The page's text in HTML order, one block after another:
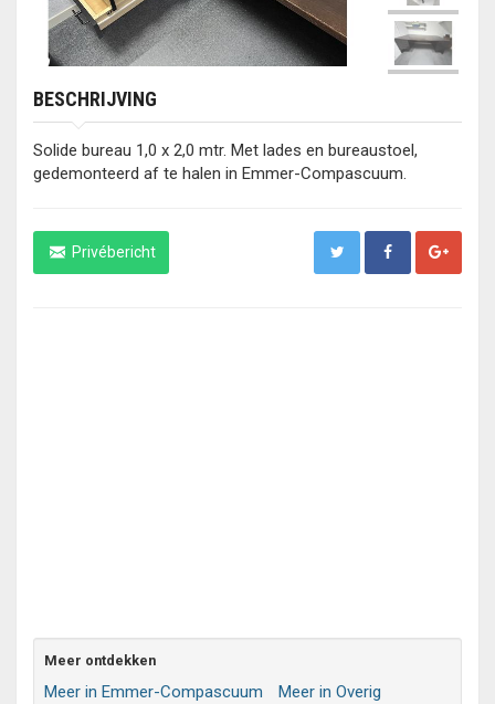
BESCHRIJVING
Solide bureau 1,0 x 2,0 mtr. Met lades en bureaustoel,
gedemonteerd af te halen in Emmer-Compascuum.
Privébericht
Meer ontdekken
Meer in Emmer-Compascuum
Meer in Overig